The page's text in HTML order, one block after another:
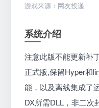
游戏来源：网友投递
系统介绍
注意此版不能更新补
正式版,保留Hyper和
能，以及离线集成了
DX所需DLL，非二次